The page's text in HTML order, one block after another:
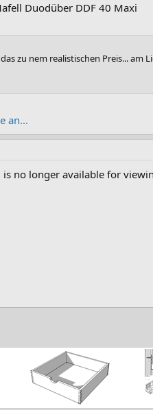
Duodüber DDF 40 Maxi
zu nem realistischen Preis... am
an...
no longer available for